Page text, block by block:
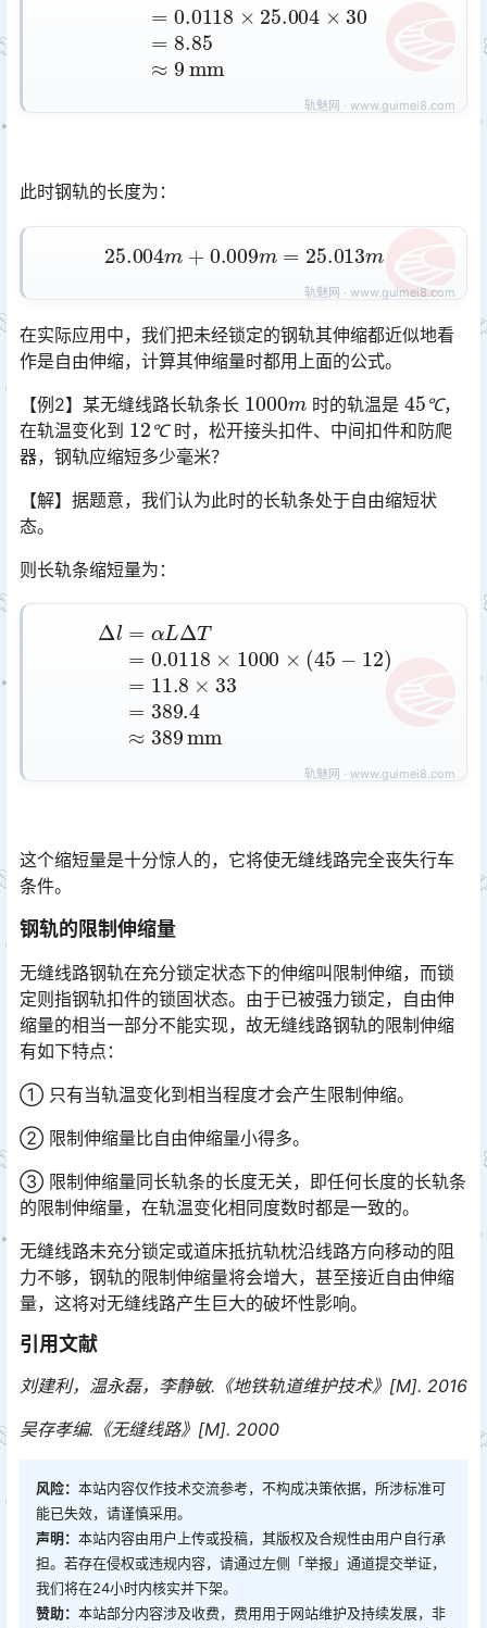
此时钢轨的长度为：
25.004m+0.009m=25.013m
在实际应用中，我们把未经锁定的钢轨其伸缩都近似地看
作是自由伸缩，计算其伸缩量时都用上面的公式。
【例2】某无缝线路长轨条长 1000 时的轨温是 ℃
45
，
在轨温变化到
℃
12℃时，松开接头扣件、中间扣件和防爬
器，钢轨应缩短多少毫米？󠅅󠅃󠄵󠅂󠄪󠇖󠆨󠆨󠇕󠆞󠆒󠅬󠇘󠆭󠆘󠇙󠆝󠅵󠇗󠆭󠆁󠄐󠇗󠅹󠅸󠇖󠆍󠅳󠇖󠅹󠅰󠇖󠆌󠅹
【解】据题意，我们认为此时的长轨条处于自由缩短状
态。
则长轨条缩短量为：
Δl=αLΔT=0.0118×1000×(45−12)=11.8×33=
389.4≈389mm
这个缩短量是十分惊人的，它将使无缝线路完全丧失行车
条件。
钢轨的限制伸缩量
无缝线路钢轨在充分锁定状态下的伸缩叫限制伸缩，而锁
定则指钢轨扣件的锁固状态。由于已被强力锁定，自由伸
缩量的相当一部分不能实现，故无缝线路钢轨的限制伸缩
有如下特点：󠅅󠅃󠄵󠅂󠄪󠇖󠆨󠆨󠇕󠆞󠆒󠅬󠇘󠆭󠆘󠇙󠆝󠅵󠇗󠆭󠆁󠄐󠇗󠅹󠅸󠇖󠆍󠅳󠇖󠅹󠅰󠇖󠆌󠅹
① 只有当轨温变化到相当程度才会产生限制伸缩。
② 限制伸缩量比自由伸缩量小得多。
③ 限制伸缩量同长轨条的长度无关，即任何长度的长轨条
的限制伸缩量，在轨温变化相同度数时都是一致的。
无缝线路未充分锁定或道床抵抗轨枕沿线路方向移动的阻
力不够，钢轨的限制伸缩量将会增大，甚至接近自由伸缩
量，这将对无缝线路产生巨大的破坏性影响。
引用文献
刘建利，温永磊，李静敏.《地铁轨道维护技术》[M]. 2016
吴存孝编.《无缝线路》[M]. 2000
风险： 本站内容仅作技术交流参考，不构成决策依据，所涉标准可
能已失效，请谨慎采用。
声明： 本站内容由用户上传或投稿，其版权及合规性由用户自行承
担。若存在侵权或违规内容，请通过左侧「举报」通道提交举证，
我们将在24小时内核实并下架。
赞助： 本站部分内容涉及收费，费用用于网站维护及持续发展，非